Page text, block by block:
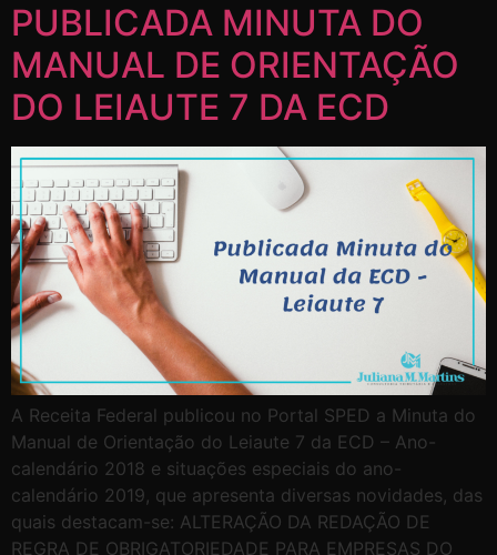
PUBLICADA MINUTA DO
MANUAL DE ORIENTAÇÃO
DO LEIAUTE 7 DA ECD
A Receita Federal publicou no Portal SPED a Minuta do
Manual de Orientação do Leiaute 7 da ECD – Ano-
calendário 2018 e situações especiais do ano-
calendário 2019, que apresenta diversas novidades, das
quais destacam-se: ALTERAÇÃO DA REDAÇÃO DE
REGRA DE OBRIGATORIEDADE PARA EMPRESAS DO